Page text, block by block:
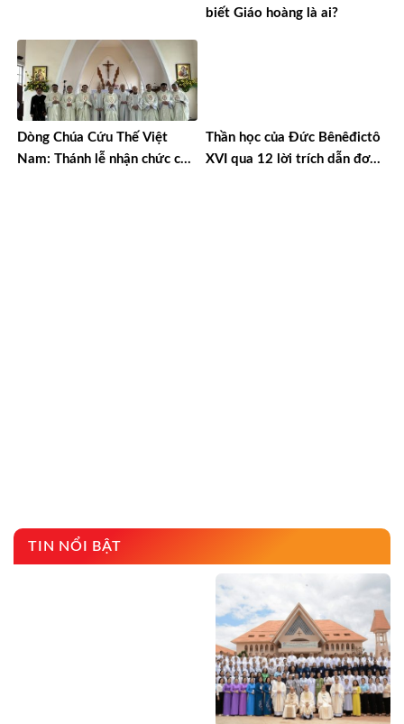
biết Giáo hoàng là ai?
Dòng Chúa Cứu Thế Việt
Nam: Thánh lễ nhận chức của
Thần học của Đức Bênêđictô
XVI qua 12 lời trích dẫn đơn
TIN NỔI BẬT